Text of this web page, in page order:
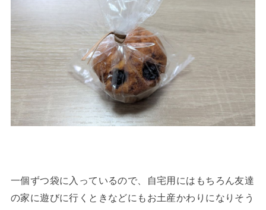
一個ずつ袋に入っているので、自宅用にはもちろん友達
の家に遊びに行くときなどにもお土産かわりになりそう